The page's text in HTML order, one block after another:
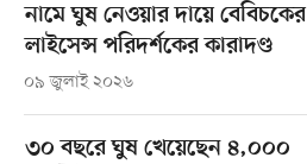
নামে ঘুষ নেওয়ার দায়ে বেবিচকের
লাইসেন্স পরিদর্শকের কারাদণ্ড
০৯ জুলাই ২০২৬
৩০ বছরে ঘুষ খেয়েছেন ৪,০০০